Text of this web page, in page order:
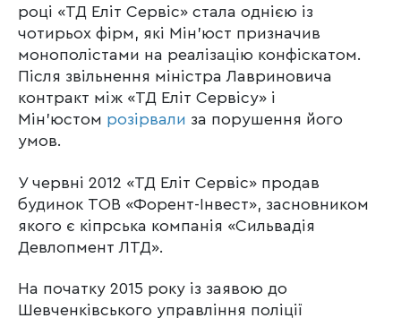
році «ТД Еліт Сервіс» стала однією із
чотирьох фірм, які Мін’юст призначив
монополістами на реалізацію конфіскатом.
Після звільнення міністра Лавриновича
контракт між «ТД Еліт Сервісу» і
Мін’юстом розірвали за порушення його
умов.
У червні 2012 «ТД Еліт Сервіс» продав
будинок ТОВ «Форент-Інвест», засновником
якого є кіпрська компанія «Сильвадія
Девлопмент ЛТД».
На початку 2015 року із заявою до
Шевченківського управління поліції